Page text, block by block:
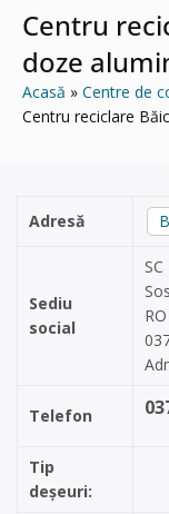
Centru
doze
Acasă
Centre de
Centru reciclare
Adresă
Sediu
social
Telefon
Tip
deșeuri: